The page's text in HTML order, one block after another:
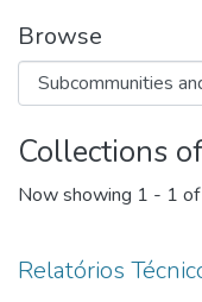
Browse
Collections
Now showing 1 - 1
Relatórios